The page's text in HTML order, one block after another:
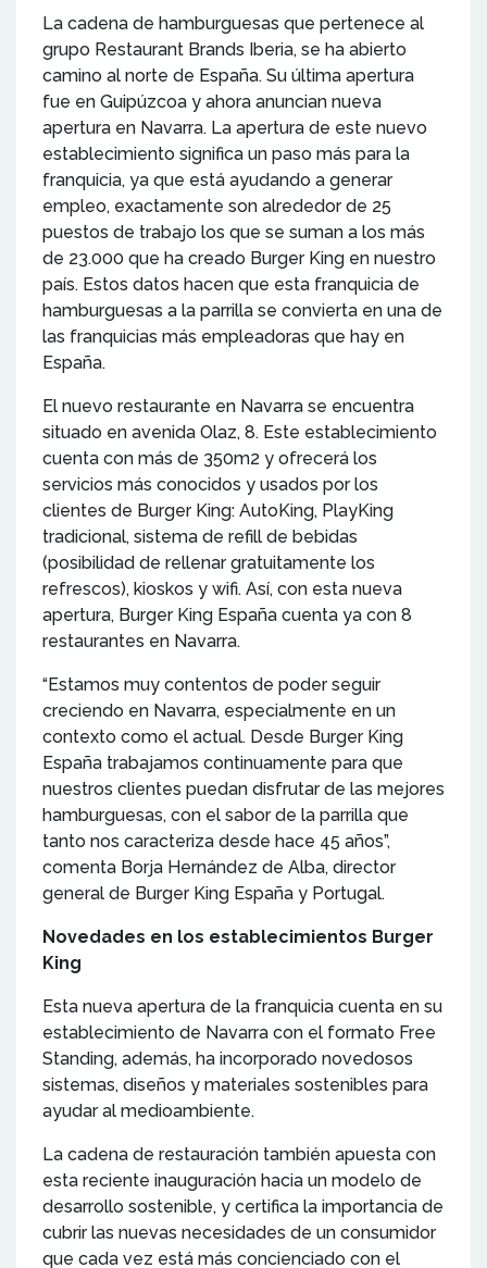
La cadena de hamburguesas que pertenece al
grupo Restaurant Brands Iberia, se ha abierto
camino al norte de España. Su última apertura
fue en Guipúzcoa y ahora anuncian nueva
apertura en Navarra. La apertura de este nuevo
establecimiento significa un paso más para la
franquicia, ya que está ayudando a generar
empleo, exactamente son alrededor de 25
puestos de trabajo los que se suman a los más
de 23.000 que ha creado Burger King en nuestro
país. Estos datos hacen que esta franquicia de
hamburguesas a la parrilla se convierta en una de
las franquicias más empleadoras que hay en
España.
El nuevo restaurante en Navarra se encuentra
situado en avenida Olaz, 8. Este establecimiento
cuenta con más de 350m2 y ofrecerá los
servicios más conocidos y usados por los
clientes de Burger King: AutoKing, PlayKing
tradicional, sistema de refill de bebidas
(posibilidad de rellenar gratuitamente los
refrescos), kioskos y wifi. Así, con esta nueva
apertura, Burger King España cuenta ya con 8
restaurantes en Navarra.
“Estamos muy contentos de poder seguir
creciendo en Navarra, especialmente en un
contexto como el actual. Desde Burger King
España trabajamos continuamente para que
nuestros clientes puedan disfrutar de las mejores
hamburguesas, con el sabor de la parrilla que
tanto nos caracteriza desde hace 45 años”,
comenta Borja Hernández de Alba, director
general de Burger King España y Portugal.
Novedades en los establecimientos Burger
King
Esta nueva apertura de la franquicia cuenta en su
establecimiento de Navarra con el formato Free
Standing, además, ha incorporado novedosos
sistemas, diseños y materiales sostenibles para
ayudar al medioambiente.
La cadena de restauración también apuesta con
esta reciente inauguración hacia un modelo de
desarrollo sostenible, y certifica la importancia de
cubrir las nuevas necesidades de un consumidor
que cada vez está más concienciado con el